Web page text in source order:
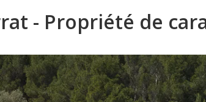
- Propriété de